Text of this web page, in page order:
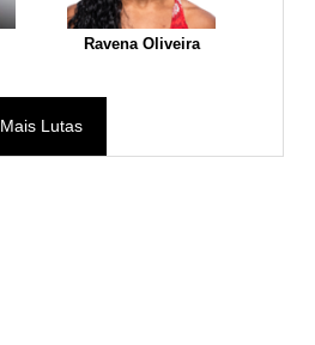
Ravena Oliveira
Mais Lutas